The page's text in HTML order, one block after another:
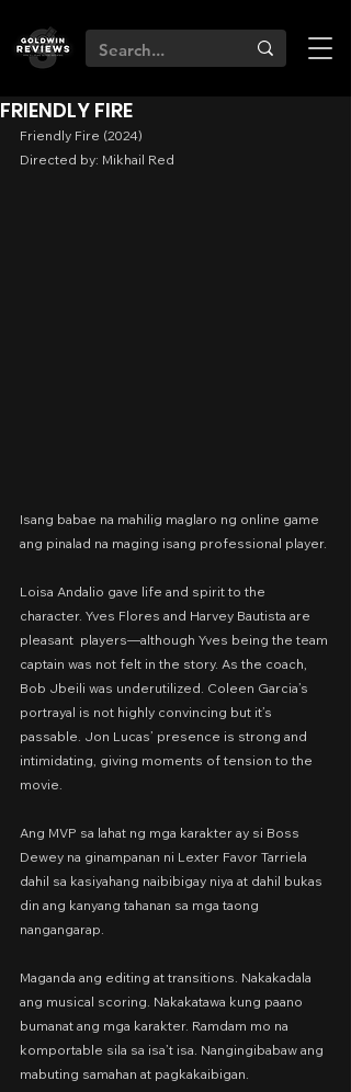
FRIENDLY FIRE
Friendly Fire (2024)
Directed by: Mikhail Red
Isang babae na mahilig maglaro ng online game
ang pinalad na maging isang professional player.
Loisa Andalio gave life and spirit to the
character. Yves Flores and Harvey Bautista are
pleasant  players—although Yves being the team
captain was not felt in the story. As the coach,
Bob Jbeili was underutilized. Coleen Garcia’s
portrayal is not highly convincing but it’s
passable. Jon Lucas’ presence is strong and
intimidating, giving moments of tension to the
movie.
Ang MVP sa lahat ng mga karakter ay si Boss
Dewey na ginampanan ni Lexter Favor Tarriela
dahil sa kasiyahang naibibigay niya at dahil bukas
din ang kanyang tahanan sa mga taong
nangangarap.
Maganda ang editing at transitions. Nakakadala
ang musical scoring. Nakakatawa kung paano
bumanat ang mga karakter. Ramdam mo na
komportable sila sa isa’t isa. Nangingibabaw ang
mabuting samahan at pagkakaibigan.